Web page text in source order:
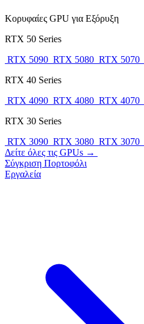
Κορυφαίες GPU για Εξόρυξη
RTX 50 Series
RTX 5090 RTX 5080 RTX 5070
RTX 40 Series
RTX 4090 RTX 4080 RTX 4070
RTX 30 Series
RTX 3090 RTX 3080 RTX 3070
Δείτε όλες τις GPUs →
Σύγκριση Πορτοφόλι
Εργαλεία